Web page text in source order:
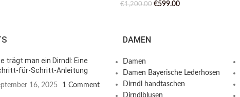
€1,200.00 €599.00
trägt man ein Dirndl: Eine
für-Schritt-Anleitung
16, 2025 1 Comment
DAMEN
Damen
Damen Bayerische Lederhosen
Dirndl handtaschen